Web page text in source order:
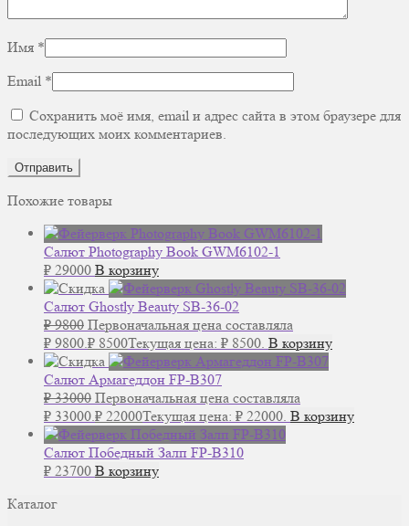
Имя *
Email *
Сохранить моё имя, email и адрес сайта в этом браузере для
последующих моих комментариев.
Похожие товары
Салют Photography Book GWM6102-1
₽ 29000 В корзину
Салют Ghostly Beauty SB-36-02
₽9800 Первоначальная цена составляла
₽ 9800. ₽ 8500Текущая цена: ₽ 8500. В корзину
Салют Армагеддон FP-B307
₽33000 Первоначальная цена составляла
₽ 33000. ₽ 22000Текущая цена: ₽ 22000. В корзину
Салют Победный Залп FP-B310
₽ 23700 В корзину
Каталог